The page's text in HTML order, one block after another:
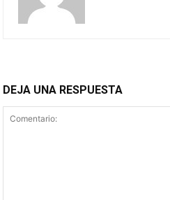
DEJA UNA RESPUESTA